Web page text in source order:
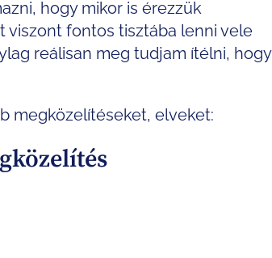
hogy mikor is érezzük
viszont fontos tisztába lenni vele
reálisan meg tudjam ítélni, hogy
megközelítéseket, elveket: